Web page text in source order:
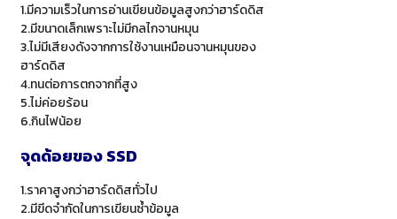
1.มีความเร็วในการอ่านเขียนข้อมูลสูงกว่าฮาร์ดดิส
2.มีขนาดเล็กเพราะไม่มีกลไกจานหมุน
3.ไม่มีเสียงดังจากการใช้งานเหมือนจานหมุนของ
ฮาร์ดดิส
4.ทนต่อการตกจากที่สูง
5.ไม่ค่อยร้อน
6.กินไฟน้อย
จุดด้อยของSSD
1.ราคาสูงกว่าฮาร์ดดิสทั่วไป
2.มีขีดจำกัดในการเขียนซ้ำข้อมูล